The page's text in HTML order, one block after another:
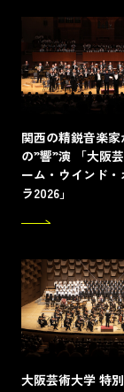
関西の精鋭音楽
の”響”演 「大阪
ーム・ウインド・
ラ2026」
大阪芸術大学 特